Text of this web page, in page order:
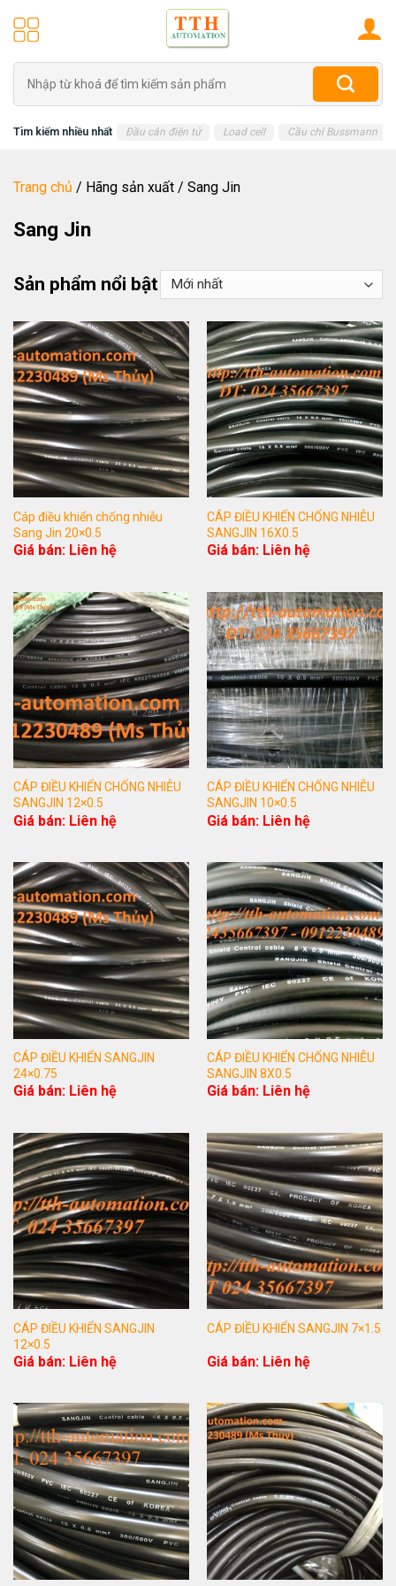
kiếm:
Tìm kiếm nhiều nhất Đầu cân điện tử Load cell Cầu chì Bussmann
Trang chủ / Hãng sản xuất / Sang Jin
Sang Jin
Sản phẩm nổi bật
Cáp điều khiển chống nhiễu
Sang Jin 20×0.5
Giá bán: Liên hệ
CÁP ĐIỀU KHIỂN CHỐNG NHIỄU
SANGJIN 16X0.5
Giá bán: Liên hệ
CÁP ĐIỀU KHIỂN CHỐNG NHIỄU
SANGJIN 12×0.5
Giá bán: Liên hệ
CÁP ĐIỀU KHIỂN CHỐNG NHIỄU
SANGJIN 10×0.5
Giá bán: Liên hệ
CÁP ĐIỀU KHIỂN SANGJIN
24×0.75
Giá bán: Liên hệ
CÁP ĐIỀU KHIỂN CHỐNG NHIỄU
SANGJIN 8X0.5
Giá bán: Liên hệ
CÁP ĐIỀU KHIỂN SANGJIN
12×0.5
Giá bán: Liên hệ
CÁP ĐIỀU KHIỂN SANGJIN 7×1.5
Giá bán: Liên hệ